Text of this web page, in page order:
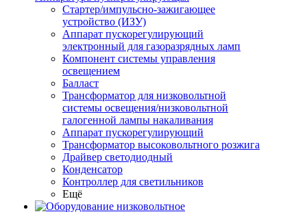
Стартер/импульсно-зажигающее
устройство (ИЗУ)
Аппарат пускорегулирующий
электронный для газоразрядных ламп
Компонент системы управления
освещением
Балласт
Трансформатор для низковольтной
системы освещения/низковольтной
галогенной лампы накаливания
Аппарат пускорегулирующий
Трансформатор высоковольтного розжига
Драйвер светодиодный
Конденсатор
Контроллер для светильников
Ещё